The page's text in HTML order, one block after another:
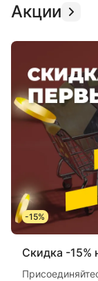
Акции
-15%
Скидка -15%